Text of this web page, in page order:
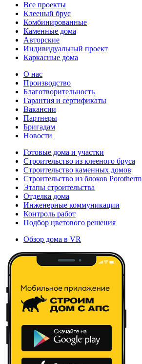
Все проекты
Клееный брус
Комбинированные
Каменные дома
Авторские
Индивидуальный проект
Каркасные дома
О нас
Производство
Благотворительность
Гарантия и сертификаты
Вакансии
Партнеры
Бригадам
Новости
Готовые дома и участки
Строительство из клееного бруса
Строительство каменных домов
Строительство из блоков Porotherm
Этапы строительства
Отделка дома
Инженерные коммуникации
Контроль работ
Подбор цветового решения
Обзор дома в VR